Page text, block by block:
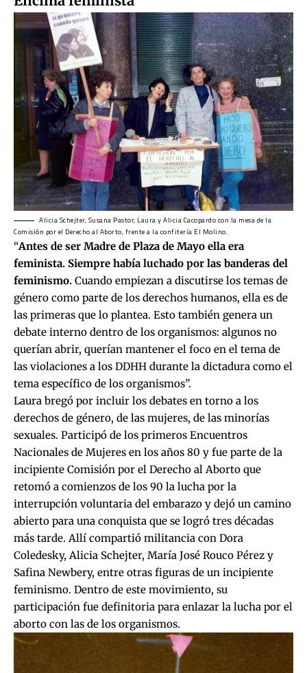
Alicia Schejter, Susana Pastor, Laura y Alicia Cacopardo con la mesa de la
Comisión por el Derecho al Aborto, frente a la confitería El Molino.
“Antes de ser Madre de Plaza de Mayo ella era
feminista. Siempre había luchado por las banderas del
feminismo. Cuando empiezan a discutirse los temas de
género como parte de los derechos humanos, ella es de
las primeras que lo plantea. Esto también genera un
debate interno dentro de los organismos: algunos no
querían abrir, querían mantener el foco en el tema de
las violaciones a los DDHH durante la dictadura como el
tema específico de los organismos”.
Laura bregó por incluir los debates en torno a los
derechos de género, de las mujeres, de las minorías
sexuales. Participó de los primeros Encuentros
Nacionales de Mujeres en los años 80 y fue parte de la
incipiente Comisión por el Derecho al Aborto que
retomó a comienzos de los 90 la lucha por la
interrupción voluntaria del embarazo y dejó un camino
abierto para una conquista que se logró tres décadas
más tarde. Allí compartió militancia con Dora
Coledesky, Alicia Schejter, María José Rouco Pérez y
Safina Newbery, entre otras figuras de un incipiente
feminismo. Dentro de este movimiento, su
participación fue definitoria para enlazar la lucha por el
aborto con las de los organismos.